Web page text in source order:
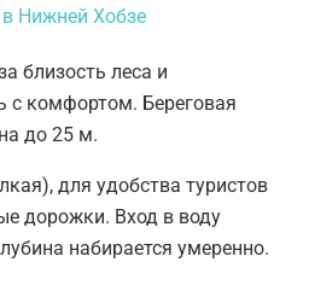
близость леса и
с комфортом. Береговая
до 25 м.
для удобства туристов
дорожки. Вход в воду
набирается умеренно.